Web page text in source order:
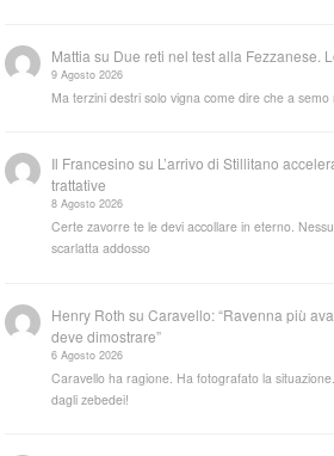
Mattia su Due reti nel test alla Fezzanese.
9 Agosto 2026
Ma terzini destri solo vigna come dire che a
Il Francesino su L’arrivo di Stillitano
trattative
8 Agosto 2026
Certe zavorre te le devi accollare in eterno.
scarlatta addosso
Henry Roth suCaravello: “Ravenna più
deve dimostrare”
6 Agosto 2026
Caravello ha ragione. Ha fotografato la
dagli zebedei!